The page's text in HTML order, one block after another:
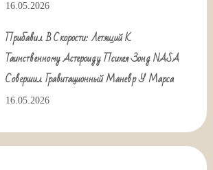
16.05.2026
Прибавил В Скорости: Летящий К
Таинственному Астероиду Психея Зонд NASA
Совершил Гравитационный Маневр У Марса
16.05.2026